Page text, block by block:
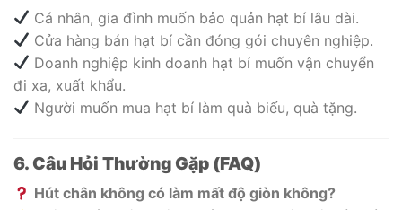
Cá nhân, gia đình muốn bảo quản hạt bí lâu dài.
Cửa hàng bán hạt bí cần đóng gói chuyên nghiệp.
Doanh nghiệp kinh doanh hạt bí muốn vận chuyển
đi xa, xuất khẩu.
Người muốn mua hạt bí làm quà biếu, quà tặng.
6. Câu Hỏi Thường Gặp (FAQ)
Hút chân không có làm mất độ giòn không?